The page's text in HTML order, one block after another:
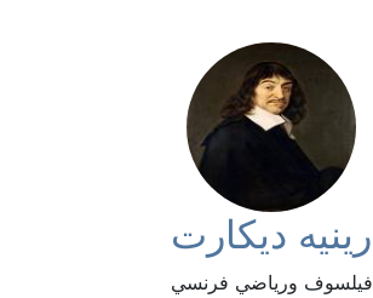
رينيه ديكارت
فيلسوف ورياضي فرنسي